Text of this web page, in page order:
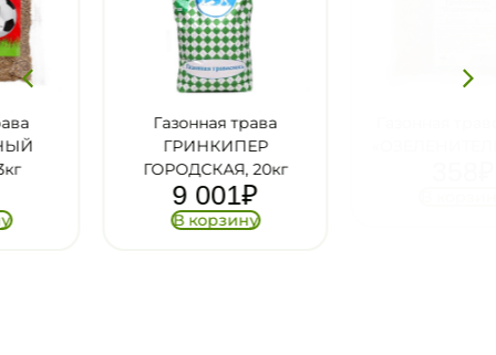
Газонная трава
ГРИНКИПЕР
ГОРОДСКАЯ, 20кг
₽
В корзину